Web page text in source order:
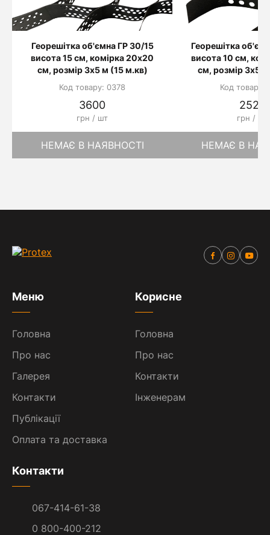
Георешітка об'ємна ГР 30/15
висота 15 см, комірка 20х20
см, розмір 3х5 м (15 м.кв)
Код товару: 0378
3600
грн / шт
НЕМАЄ В НАЯВНОСТІ
Георешітка
висота 10 см,
см, розмір 3х5
Код товару:
2520
грн / шт
НЕМАЄ В
Меню
Головна
Про нас
Галерея
Контакти
Публікації
Оплата та доставка
Корисне
Головна
Про нас
Контакти
Інженерам
Контакти
067-414-61-38
0 800-400-212